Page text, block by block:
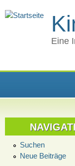
Eine
Suchen
Neue Beiträge